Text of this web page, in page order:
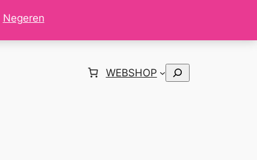
Negeren
WEBSHOP
Zoeken